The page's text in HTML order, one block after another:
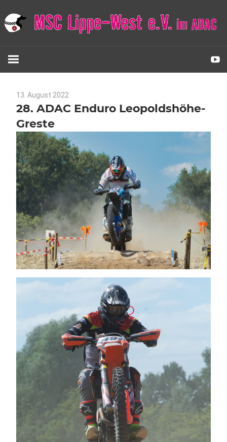
Inhalt
springen
Lippe-
West
e.V.
im
ADAC
13. August 2022
28. ADAC Enduro Leopoldshöhe-
Greste